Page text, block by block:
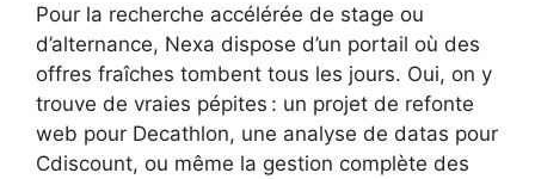
Pour la recherche accélérée de stage ou
d’alternance, Nexa dispose d’un portail où des
offres fraîches tombent tous les jours. Oui, on y
trouve de vraies pépites : un projet de refonte
web pour Decathlon, une analyse de datas pour
Cdiscount, ou même la gestion complète des